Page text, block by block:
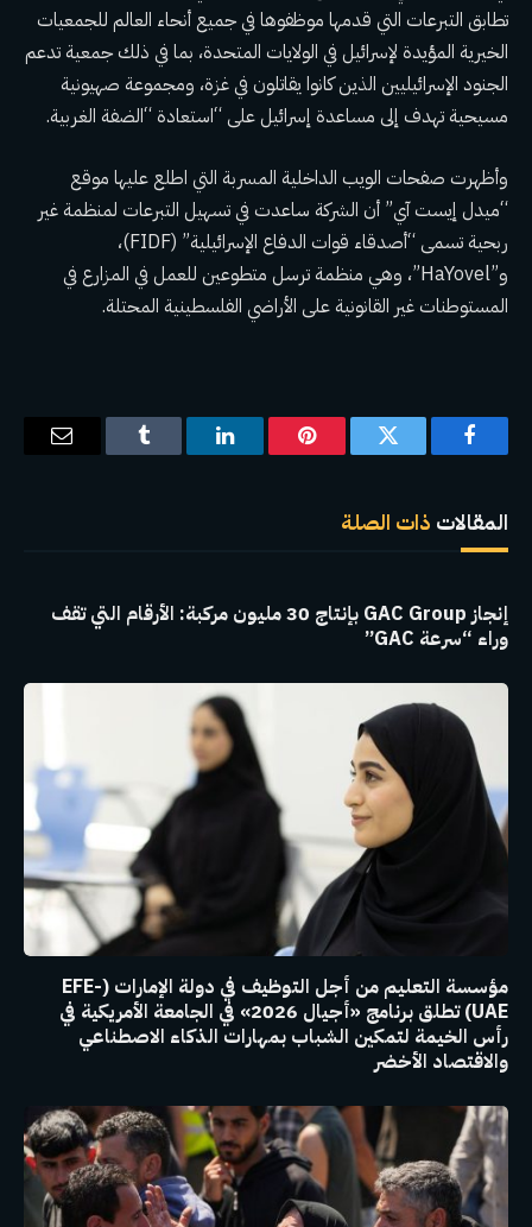
تطابق التبرعات التي قدمها موظفوها في جميع أنحاء العالم للجمعيات
الخيرية المؤيدة لإسرائيل في الولايات المتحدة، بما في ذلك جمعية تدعم
الجنود الإسرائيليين الذين كانوا يقاتلون في غزة، ومجموعة صهيونية
مسيحية تهدف إلى مساعدة إسرائيل على “استعادة “الضفة الغربية.
وأظهرت صفحات الويب الداخلية المسربة التي اطلع عليها موقع
“ميدل إيست آي” أن الشركة ساعدت في تسهيل التبرعات لمنظمة غير
ربحية تسمى “أصدقاء قوات الدفاع الإسرائيلية” (FIDF)،
و”HaYovel”، وهي منظمة ترسل متطوعين للعمل في المزارع في
المستوطنات غير القانونية على الأراضي الفلسطينية المحتلة.
فيسبوك تويتر بينتيريستلينكدإن Tumblr
البريد
المقالات ذات الصلة
إنجاز GAC Group بإنتاج 30 مليون مركبة: الأرقام التي تقف
وراء “سرعة GAC”
مؤسسة التعليم من أجل التوظيف في دولة الإمارات (EFE-
UAE) تطلق برنامج «أجيال 2026» في الجامعة الأمريكية في
رأس الخيمة لتمكين الشباب بمهارات الذكاء الاصطناعي
والاقتصاد الأخضر